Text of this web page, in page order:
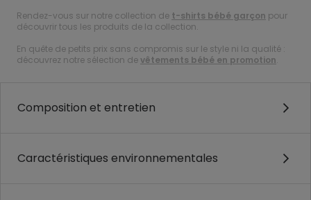
Rendez-vous sur notre collection de t-shirts bébé garçon pour
découvrir tous les produits de la collection.
En quête de petits prix sans compromis sur le style ni la qualité :
découvrez notre sélection devêtements bébé en promotion.
Composition et entretien
Caractéristiques environnementales